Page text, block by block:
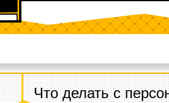
Что делать с